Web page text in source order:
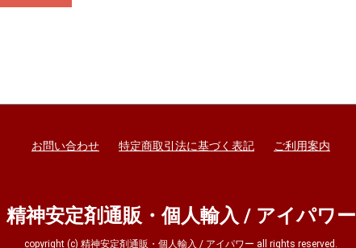
お問い合わせ 特定商取引法に基づく表記 ご利用案内
精神安定剤通販・個人輸入 / アイパワー
copyright (c) 精神安定剤通販・個人輸入 / アイパワー all rights reserved.